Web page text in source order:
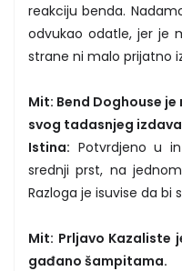
reakciju benda.
odvukao odatle, jer je
strane ni malo prijatno
Mit: Bend Doghouse
svog tadasnjeg
Istina: Potvrdjeno u
srednji prst, na
Razloga je isuvise da bi
Mit: Prljavo Kazaliste
gađano šampitama.